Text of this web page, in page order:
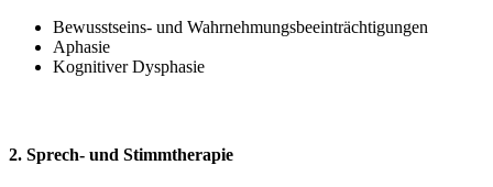
Bewusstseins- und Wahrnehmungsbeeinträchtigungen
Aphasie
Kognitiver Dysphasie
2. Sprech- und Stimmtherapie